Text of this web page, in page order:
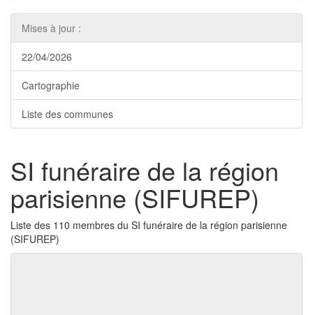
Mises à jour :
22/04/2026
Cartographie
Liste des communes
SI funéraire de la région
parisienne (SIFUREP)
Liste des 110 membres du SI funéraire de la région parisienne
(SIFUREP)